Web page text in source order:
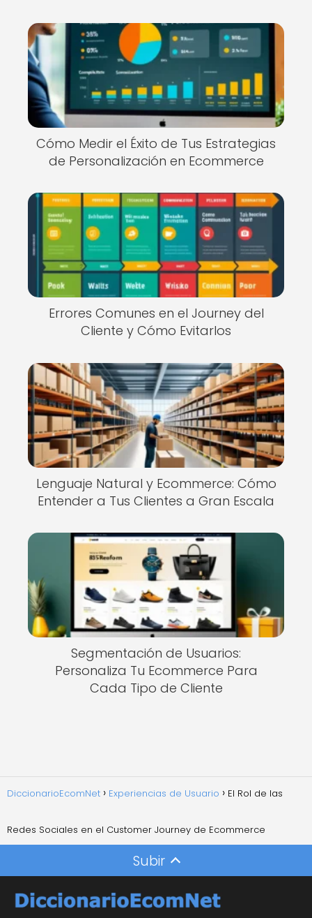
Cómo Medir el Éxito de Tus Estrategias
de Personalización en Ecommerce
Errores Comunes en el Journey del
Cliente y Cómo Evitarlos
Lenguaje Natural y Ecommerce: Cómo
Entender a Tus Clientes a Gran Escala
Segmentación de Usuarios:
Personaliza Tu Ecommerce Para
Cada Tipo de Cliente
DiccionarioEcomNet Experiencias de Usuario El Rol de las
Redes Sociales en el Customer Journey de Ecommerce
Subir